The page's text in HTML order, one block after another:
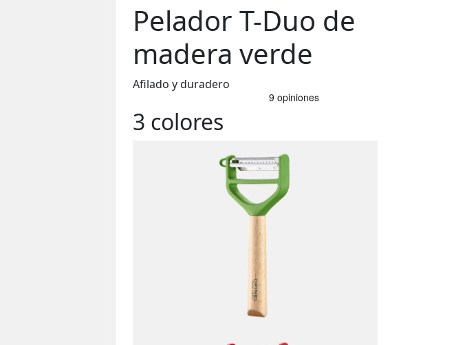
Pelador T-Duo de
madera verde
Afilado y duradero
3 colores